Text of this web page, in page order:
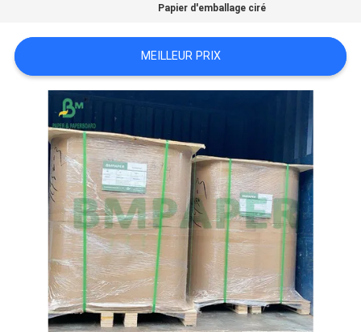
NOUS
CONTACTER
NOUVELLES
AFFAIRES
PLAN
Papier d'emballage ciré
MEILLEUR PRIX